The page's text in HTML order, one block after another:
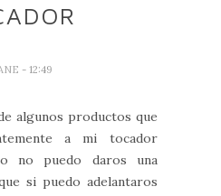
- 12:49
algunos productos que
a mi tocador
no puedo daros una
si puedo adelantaros